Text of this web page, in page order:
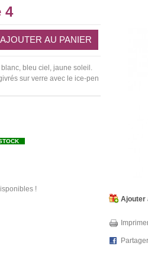
4
bleu ciel, jaune soleil.
sur verre avec le ice-pen
!
Ajouter